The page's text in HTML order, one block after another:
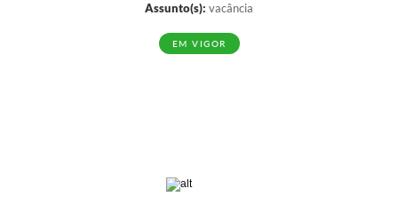
Assunto(s): vacância
EM VIGOR